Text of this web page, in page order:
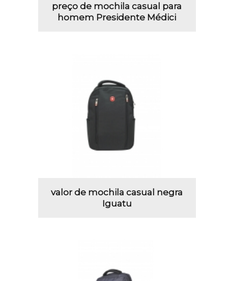
preço de mochila casual para
homem Presidente Médici
valor de mochila casual negra
Iguatu